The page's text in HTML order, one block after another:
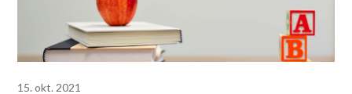
15. okt. 2021